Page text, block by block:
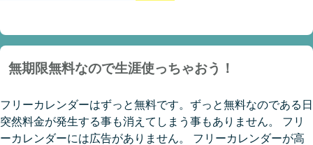
無期限無料なので生涯使っちゃおう！
フリーカレンダーはずっと無料です。ずっと無料なのである日
突然料金が発生する事も消えてしまう事もありません。 フリ
ーカレンダーには広告がありません。 フリーカレンダーが高